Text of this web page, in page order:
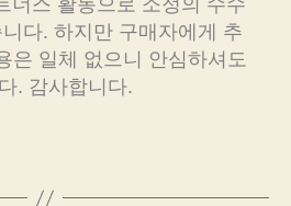
너스 활동으로 소정의 수수
다. 하지만 구매자에게 추
은 일체 없으니 안심하셔도
. 감사합니다.